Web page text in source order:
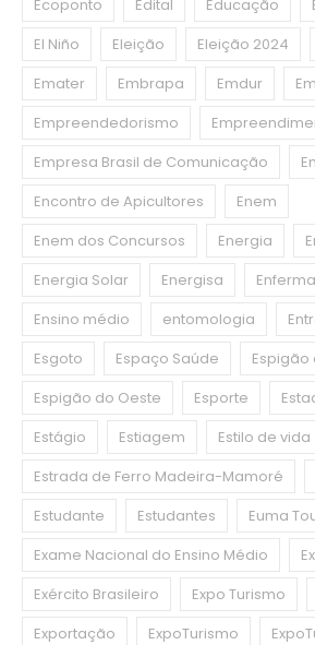
Ecoponto
Edital Educação
El Niño
Eleição Eleição 2024
Emater
Embrapa Emdur
Empreendedorismo
Empresa Brasil de Comunicação
Encontro de Apicultores
Enem
Enem dos Concursos
Energia
Energia Solar
Energisa
Ensino médio
entomologia
Esgoto
Espaço Saúde
Espigão
Espigão do Oeste
Esporte
Estágio
Estiagem Estilo de vida
Estrada de Ferro Madeira-Mamoré
Estudante
Estudantes
Euma
Exame Nacional do Ensino Médio
Exército Brasileiro
Expo Turismo
Exportação
ExpoTurismo